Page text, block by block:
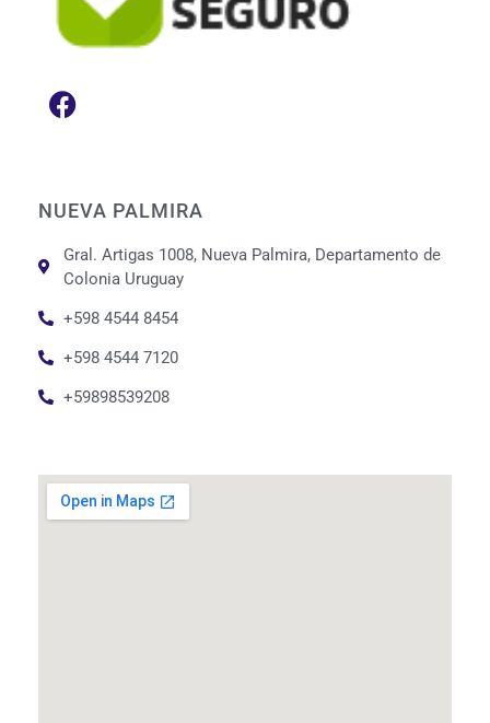
NUEVA PALMIRA
Gral. Artigas 1008, Nueva Palmira, Departamento de
Colonia Uruguay
+598 4544 8454
+598 4544 7120
+59898539208